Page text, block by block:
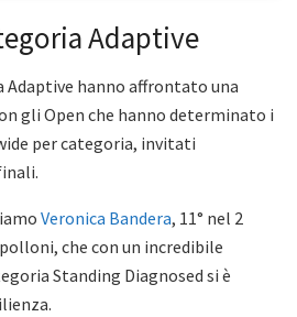
Adaptive
hanno affrontato una
gli Open che hanno determinato i
per categoria, invitati
Veronica Bandera, 11° nel 2
che con un incredibile
Standing Diagnosed si è